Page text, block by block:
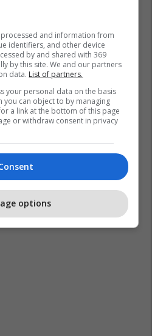
and information from
identifiers, and other device
by and shared with 369
by this site. We and our partners
data. List of partners.
your personal data on the basis
you can object to by managing
a link at the bottom of this page
or withdraw consent in privacy
options